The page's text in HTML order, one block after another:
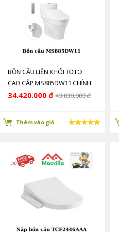
BỒN CẦU LIỀN KHỐI TOTO
CAO CẤP MS885DW11 CHÍNH
HÃNG GIÁ RẺ
34.420.000 đ 43.030.000 đ
Thêm vào giỏ